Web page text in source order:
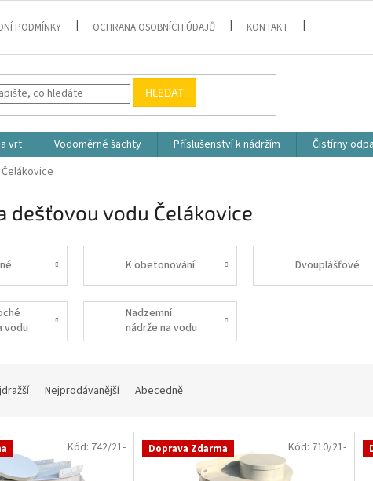
PODMÍNKY OCHRANA OSOBNÍCH ÚDAJŮ KONTAKT
HLEDAT
vrt Vodoměrné šachty Příslušenství k nádržím Čistírny
dešťovou vodu Čelákovice
K obetonování Dvouplášťové
vodu
Nadzemní
nádrže na vodu
Nejprodávanější Abecedně
Kód: 742/21- Doprava Zdarma Kód: 710/21-